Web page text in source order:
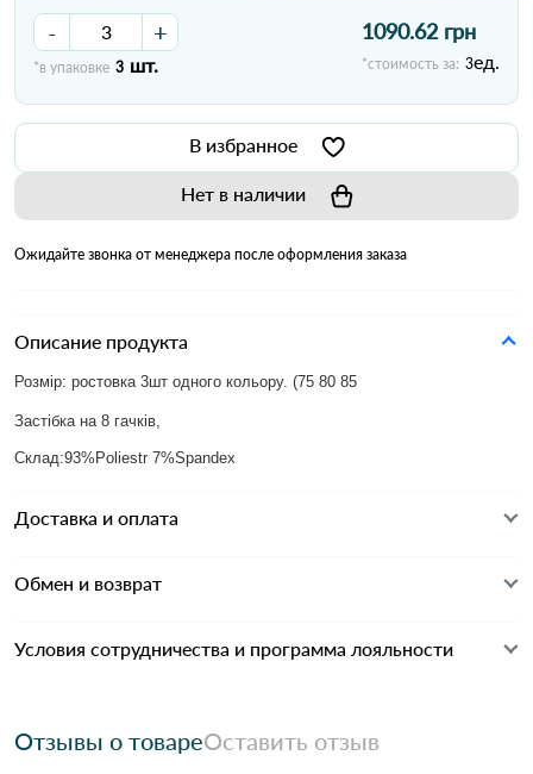
- +
*в упаковке 3 шт.
1090.62 грн
*стоимость за: 3ед.
В избранное
Нет в наличии
Ожидайте звонка от менеджера после оформления заказа
Описание продукта
Розмір: ростовка 3шт одного кольору. (75 80 85
Застібка на 8 гачків,
Склад:93%Poliestr 7%Spandex
Доставка и оплата
Обмен и возврат
Условия сотрудничества и программа лояльности
Отзывы о товареОставить отзыв